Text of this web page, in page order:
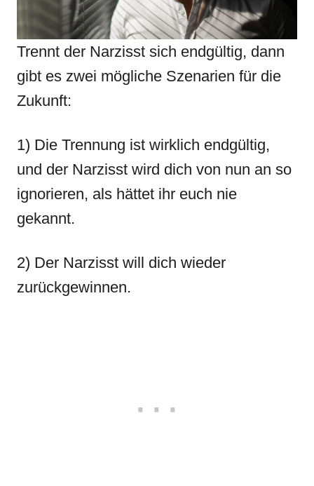
Trennt der Narzisst sich endgültig, dann
gibt es zwei mögliche Szenarien für die
Zukunft:
1) Die Trennung ist wirklich endgültig,
und der Narzisst wird dich von nun an so
ignorieren, als hättet ihr euch nie
gekannt.
2) Der Narzisst will dich wieder
zurückgewinnen.